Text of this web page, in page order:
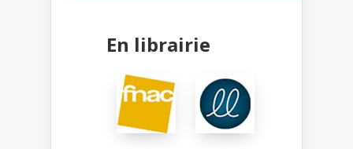
En librairie